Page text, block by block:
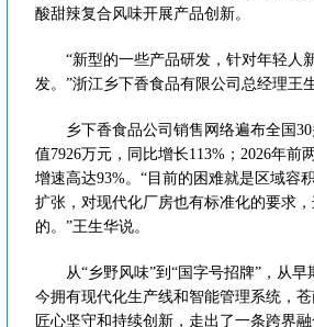
酸甜辣复合风味开展产品创新。
“新型的一些产品研发，针对年轻人
发。”浙江乡下香食品有限公司总经理王
乡下香食品公司销售网络遍布全国30
值7926万元，同比增长113%；2026年前
增速高达93%。“目前的困难就是区域容
扩张，对现代化厂房也有标准化的要求
的。”王生华说。
从“乡野风味”到“国字号招牌”，从早
今拥有现代化生产线和智能管理系统，
匠心坚守和持续创新，走出了一条跨界